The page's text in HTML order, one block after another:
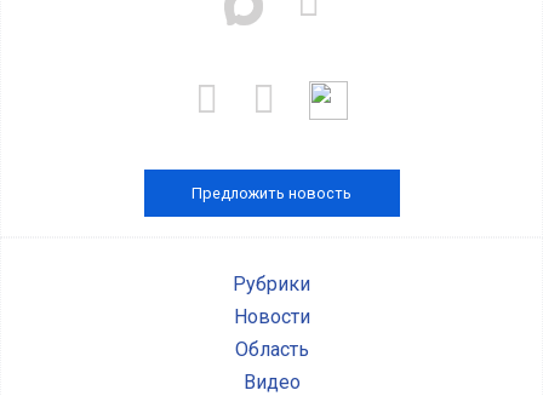
Предложить новость
Рубрики
Новости
Область
Видео